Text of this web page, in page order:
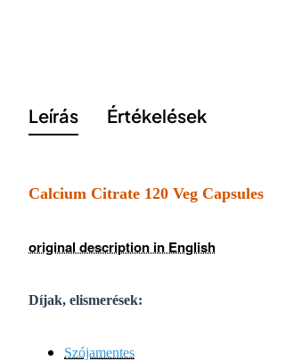
Leírás Értékelések
Calcium Citrate 120 Veg Capsules
original description in English
Díjak, elismerések:
Szójamentes